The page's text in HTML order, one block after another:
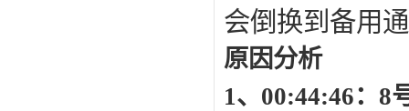
会倒换到备用
原因分析
1、00:44:46：8